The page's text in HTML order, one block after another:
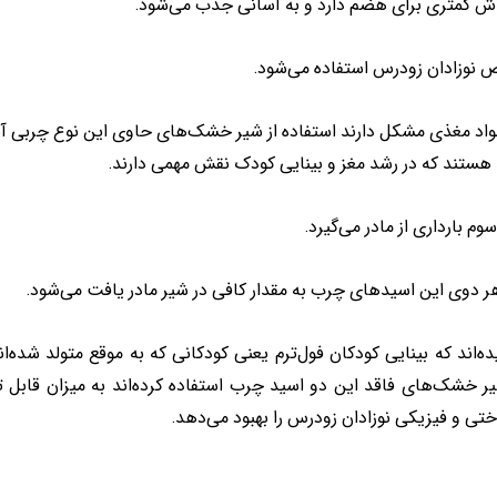
زودرس استفاده می‌شود.
مغذی مشکل دارند استفاده از شیر خشک‌های حاوی این نوع چربی
بارداری از مادر می‌گیرد.
هر دوی این اسیدهای چرب به مقدار کافی در شیر مادر یافت می‌شود.
شیر خشک‌های فاقد این دو اسید چرب استفاده کرده‌اند به میزان
و فیزیکی نوزادان زودرس را بهبود می‌دهد.